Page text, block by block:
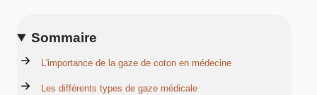
Sommaire
L'importance de la gaze de coton en médecine
Les différents types de gaze médicale